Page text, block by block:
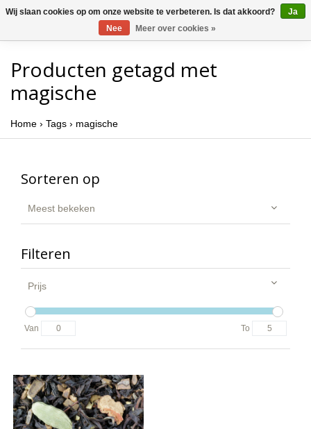
Producten getagd met
magische
Home › Tags › magische
Sorteren op
Meest bekeken
Filteren
Prijs
Van To
Wij slaan cookies op om onze website te verbeteren. Is dat akkoord?
Ja
Nee
Meer over cookies »